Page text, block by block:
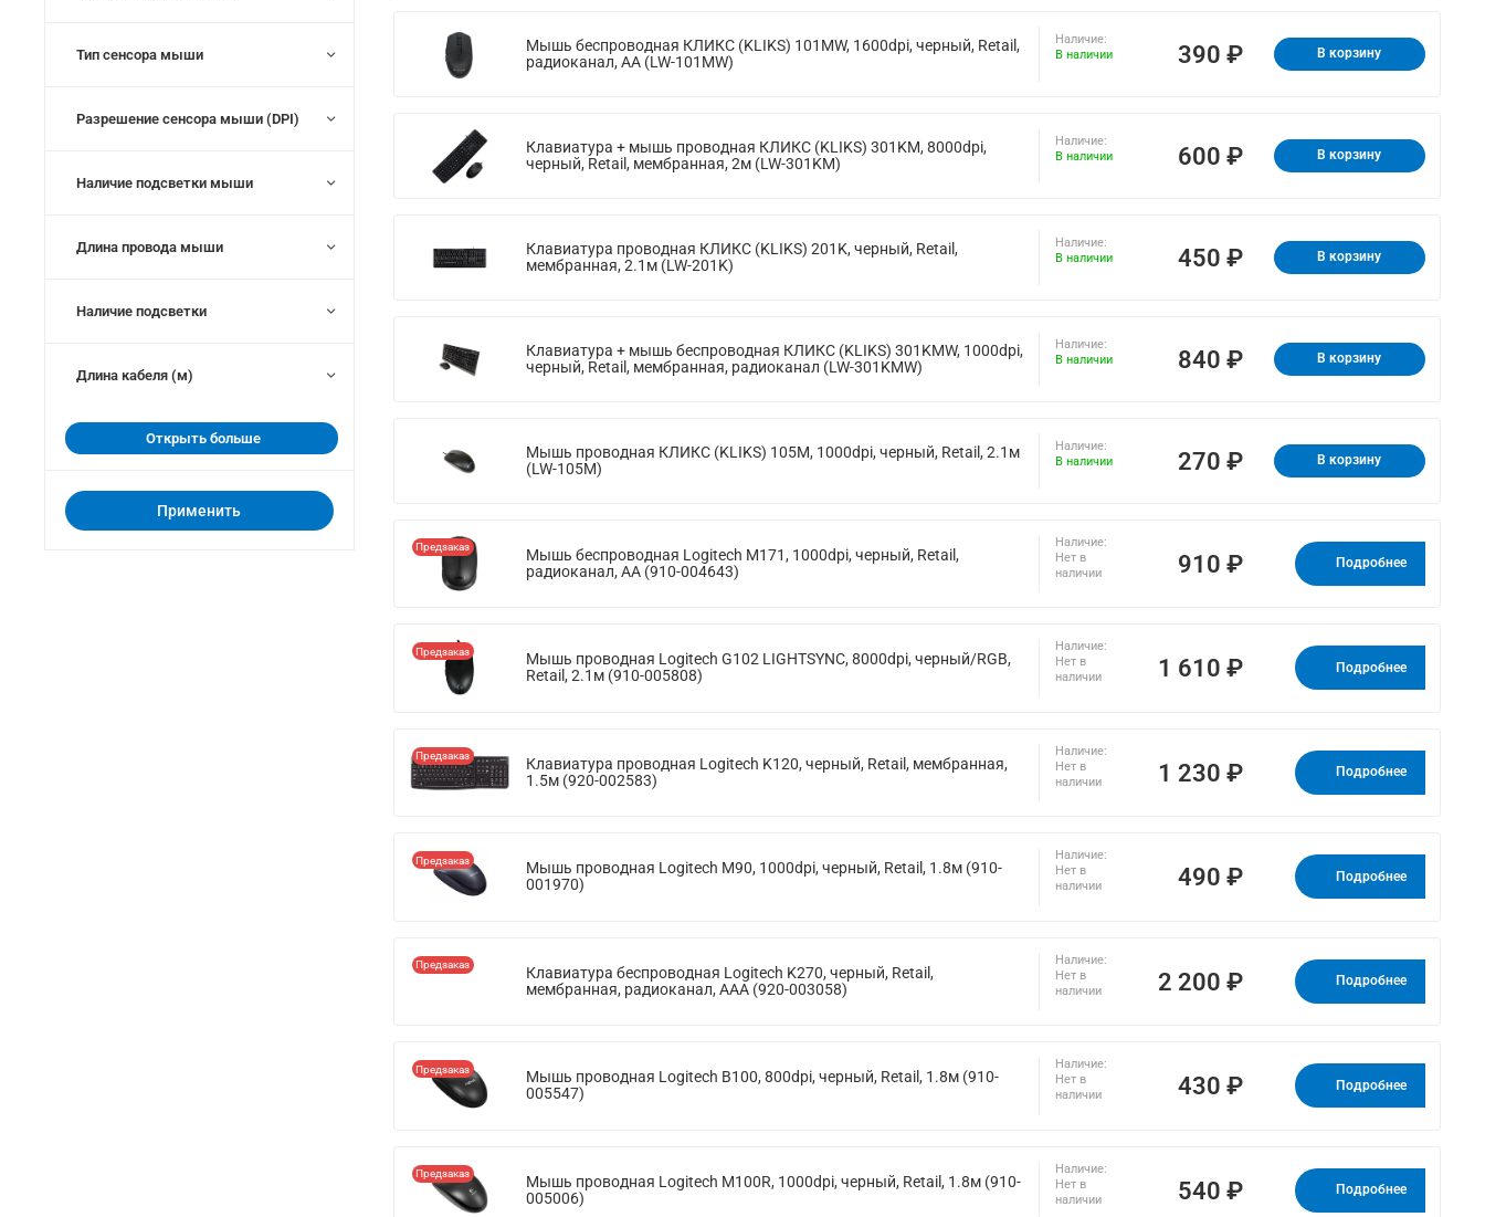
Мышь беспроводная КЛИКС (KLIKS) 101MW, 1600dpi, черный, Retail,
радиоканал, AA (LW-101MW)
Наличие:
В наличии
390 ₽ В корзину
Клавиатура + мышь проводная КЛИКС (KLIKS) 301KM, 8000dpi,
черный, Retail, мембранная, 2м (LW-301KM)
Наличие:
В наличии
600 ₽ В корзину
Клавиатура проводная КЛИКС (KLIKS) 201K, черный, Retail,
мембранная, 2.1м (LW-201K)
Наличие:
В наличии
450 ₽ В корзину
Клавиатура + мышь беспроводная КЛИКС (KLIKS) 301KMW, 1000dpi,
черный, Retail, мембранная, радиоканал (LW-301KMW)
Наличие:
В наличии
840 ₽ В корзину
Мышь проводная КЛИКС (KLIKS) 105M, 1000dpi, черный, Retail, 2.1м
(LW-105M)
Наличие:
В наличии
270 ₽ В корзину
Предзаказ
Мышь беспроводная Logitech M171, 1000dpi, черный, Retail,
радиоканал, AA (910-004643)
Наличие:
Нет в
наличии
910 ₽ Подробнее
Предзаказ
Мышь проводная Logitech G102 LIGHTSYNC, 8000dpi, черный/RGB,
Retail, 2.1м (910-005808)
Наличие:
Нет в
наличии
1 610 ₽ Подробнее
Предзаказ
Клавиатура проводная Logitech K120, черный, Retail, мембранная,
1.5м (920-002583)
Наличие:
Нет в
наличии
1 230 ₽ Подробнее
Предзаказ
Мышь проводная Logitech M90, 1000dpi, черный, Retail, 1.8м (910-
001970)
Наличие:
Нет в
наличии
490 ₽ Подробнее
Предзаказ
Клавиатура беспроводная Logitech K270, черный, Retail,
мембранная, радиоканал, AAA (920-003058)
Наличие:
Нет в
наличии
2 200 ₽ Подробнее
Предзаказ
Мышь проводная Logitech B100, 800dpi, черный, Retail, 1.8м (910-
005547)
Наличие:
Нет в
наличии
430 ₽ Подробнее
Предзаказ
Мышь проводная Logitech M100R, 1000dpi, черный, Retail, 1.8м (910-
005006)
Наличие:
Нет в
наличии
540 ₽ Подробнее
Открыть больше
Тип сенсора мыши
Разрешение сенсора мыши (DPI)
Наличие подсветки мыши
Длина провода мыши
Наличие подсветки
Длина кабеля (м)
Применить